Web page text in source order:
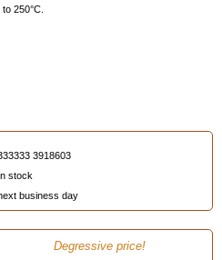
250°C.
3918603
stock
business day
Degressive price!